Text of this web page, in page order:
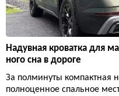
Надувная кроватка для
ного сна в дороге
За полминуты компактная
полноценное спальное